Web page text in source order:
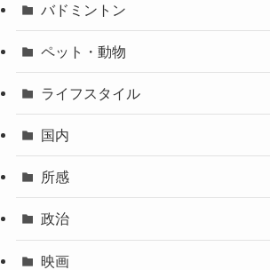
バドミントン
ペット・動物
ライフスタイル
国内
所感
政治
映画